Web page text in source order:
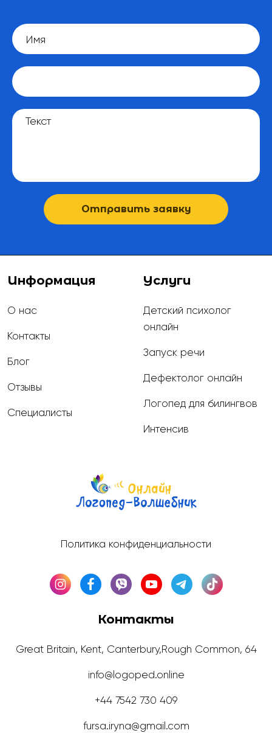
Отправить заявку
Политика конфиденциальности
Информация
О нас
Контакты
Блог
Отзывы
Специалисты
Услуги
Детский психолог
онлайн
Запуск речи
Дефектолог онлайн
Логопед для билингвов
Интенсив
Контакты
Great Britain, Kent, Canterbury,Rough Common, 64
info@logoped.online
+44 7542 730 409
fursa.iryna@gmail.com